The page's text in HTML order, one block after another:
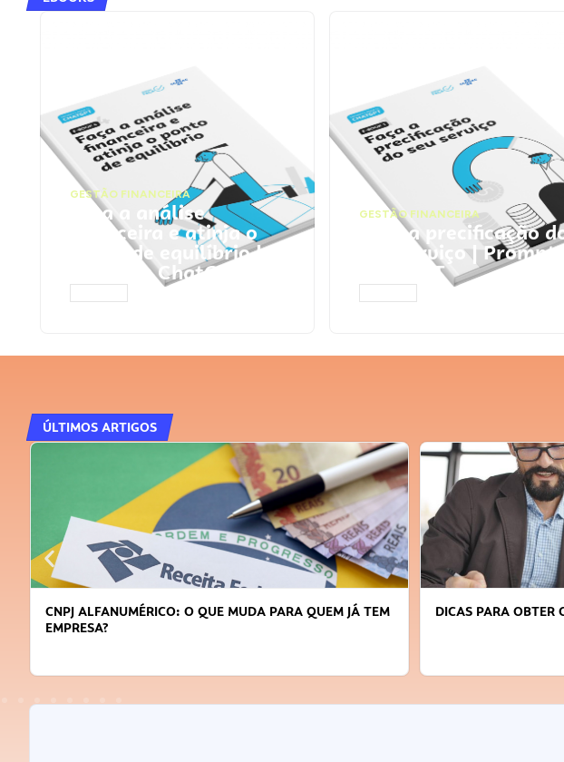
GESTÃO FINANCEIRA
Faça a análise
financeira e atinja o
ponto de equilíbrio |
Prompts ChatGPT
GESTÃO FINANCEIRA
Faça a precificação
seu serviço |
ChatGPT
ÚLTIMOS ARTIGOS
DICAS PARA OBTER CRÉDITO
FAÇA A DIFERENÇA: